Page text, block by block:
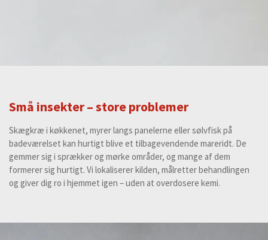
Små insekter – store problemer
Skægkræ i køkkenet, myrer langs panelerne eller sølvfisk på
badeværelset kan hurtigt blive et tilbagevendende mareridt. De
gemmer sig i sprækker og mørke områder, og mange af dem
formerer sig hurtigt. Vi lokaliserer kilden, målretter behandlingen
og giver dig ro i hjemmet igen – uden at overdosere kemi.